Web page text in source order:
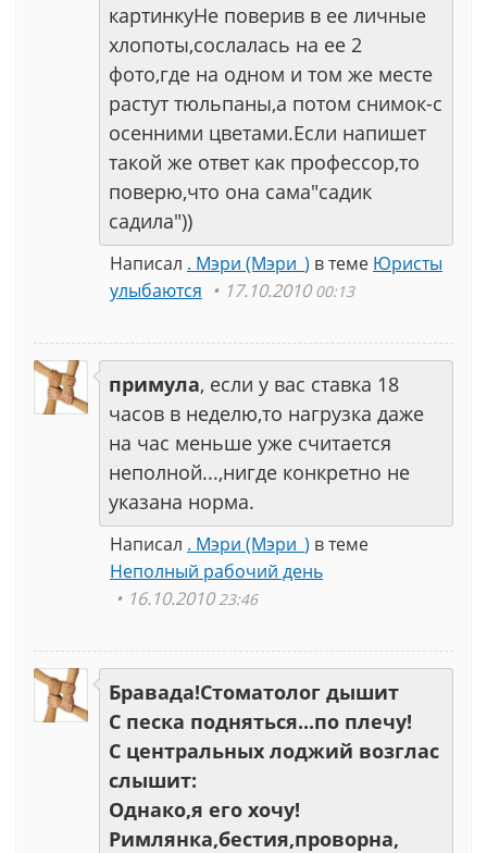
картинкуНе поверив в ее личные
хлопоты,сослалась на ее 2
фото,где на одном и том же месте
растут тюльпаны,а потом снимок-с
осенними цветами.Если напишет
такой же ответ как профессор,то
поверю,что она сама"садик
садила"))
Написал . Мэри (Мэри_) в теме Юристы
улыбаются
17.10.201000:13
примула, если у вас ставка 18
часов в неделю,то нагрузка даже
на час меньше уже считается
неполной...,нигде конкретно не
указана норма.
Написал . Мэри (Мэри_) в теме
Неполный рабочий день
16.10.201023:46
Бравада!Стоматолог дышит
С песка подняться...по плечу!
С центральных лоджий возглас
слышит:
Однако,я его хочу!
Римлянка,бестия,проворна,